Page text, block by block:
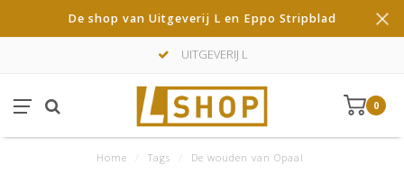
De shop van Uitgeverij L en Eppo Stripblad
UITGEVERIJ L
0
Home Tags De wouden van Opaal